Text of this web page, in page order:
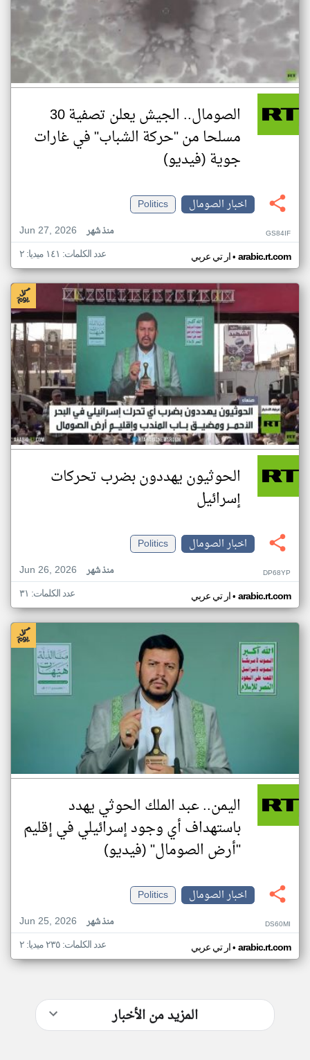
الصومال.. الجيش يعلن تصفية 30
مسلحا من "حركة الشباب" في غارات
جوية (فيديو)
اخبار الصومال
Politics
Jun 27, 2026
منذ شهر GS84IF
ار تي عربي• arabic.rt.com عدد الكلمات: ١٤١ ميديا: ٢
الحوثيون يهددون بضرب تحركات
إسرائيل
اخبار الصومال
Politics
Jun 26, 2026
منذ شهر DP68YP
ار تي عربي• arabic.rt.com عدد الكلمات: ٣١
اليمن.. عبد الملك الحوثي يهدد
باستهداف أي وجود إسرائيلي في إقليم
"أرض الصومال" (فيديو)
اخبار الصومال
Politics
Jun 25, 2026
منذ شهر DS60MI
ار تي عربي• arabic.rt.com عدد الكلمات: ٢٣٥ ميديا: ٢
المزيد من الأخبار